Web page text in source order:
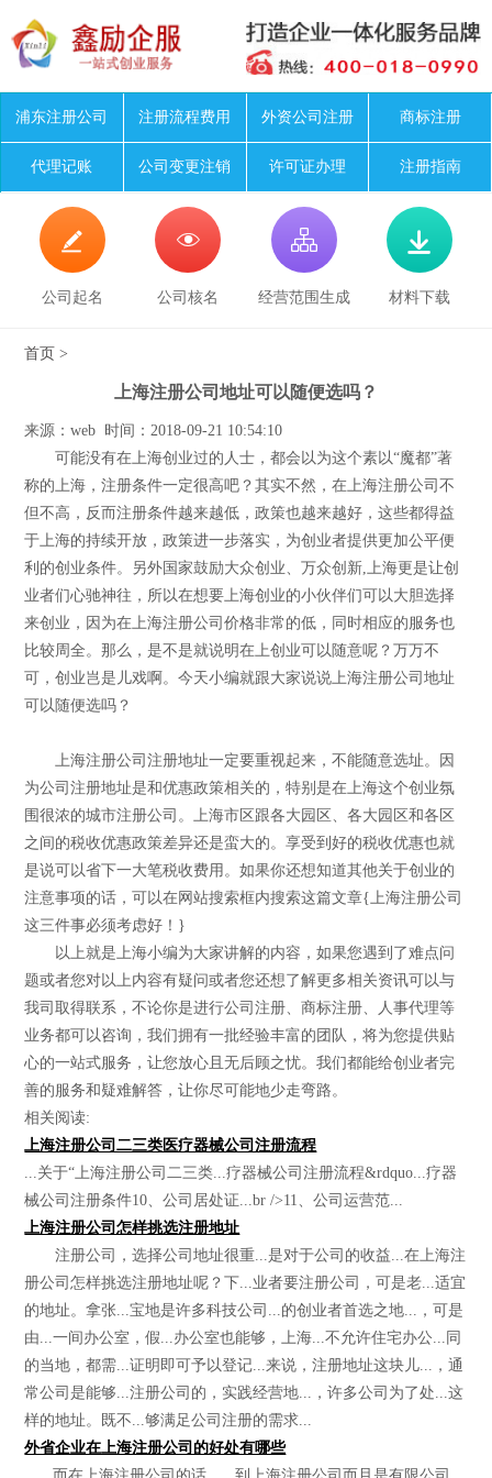
浦东注册公司 注册流程费用 外资公司注册 商标注册
代理记账 公司变更注销 许可证办理 注册指南

公司起名

公司核名

经营范围生成

材料下载
首页 >
上海注册公司地址可以随便选吗？
来源：web 时间：2018-09-21 10:54:10
可能没有在上海创业过的人士，都会以为这个素以“魔都”著
称的上海，注册条件一定很高吧？其实不然，在上海注册公司不
但不高，反而注册条件越来越低，政策也越来越好，这些都得益
于上海的持续开放，政策进一步落实，为创业者提供更加公平便
利的创业条件。另外国家鼓励大众创业、万众创新,上海更是让创
业者们心驰神往，所以在想要上海创业的小伙伴们可以大胆选择
来创业，因为在上海注册公司价格非常的低，同时相应的服务也
比较周全。那么，是不是就说明在上创业可以随意呢？万万不
可，创业岂是儿戏啊。今天小编就跟大家说说上海注册公司地址
可以随便选吗？
上海注册公司注册地址一定要重视起来，不能随意选址。因
为公司注册地址是和优惠政策相关的，特别是在上海这个创业氛
围很浓的城市注册公司。上海市区跟各大园区、各大园区和各区
之间的税收优惠政策差异还是蛮大的。享受到好的税收优惠也就
是说可以省下一大笔税收费用。如果你还想知道其他关于创业的
注意事项的话，可以在网站搜索框内搜索这篇文章{上海注册公司
这三件事必须考虑好！}
以上就是上海小编为大家讲解的内容，如果您遇到了难点问
题或者您对以上内容有疑问或者您还想了解更多相关资讯可以与
我司取得联系，不论你是进行公司注册、商标注册、人事代理等
业务都可以咨询，我们拥有一批经验丰富的团队，将为您提供贴
心的一站式服务，让您放心且无后顾之忧。我们都能给创业者完
善的服务和疑难解答，让你尽可能地少走弯路。
相关阅读:
上海注册公司二三类医疗器械公司注册流程
...关于“上海注册公司二三类...疗器械公司注册流程&rdquo...疗器
械公司注册条件10、公司居处证...br />11、公司运营范...
上海注册公司怎样挑选注册地址
注册公司，选择公司地址很重...是对于公司的收益...在上海注
册公司怎样挑选注册地址呢？下...业者要注册公司，可是老...适宜
的地址。拿张...宝地是许多科技公司...的创业者首选之地...，可是
由...一间办公室，假...办公室也能够，上海...不允许住宅办公...同
的当地，都需...证明即可予以登记...来说，注册地址这块儿...，通
常公司是能够...注册公司的，实践经营地...，许多公司为了处...这
样的地址。既不...够满足公司注册的需求...
外省企业在上海注册公司的好处有哪些